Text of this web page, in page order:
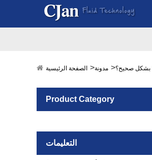
الصفحة الرئيسية مدونة بشكل صحيح؟
Product Category
التعليمات